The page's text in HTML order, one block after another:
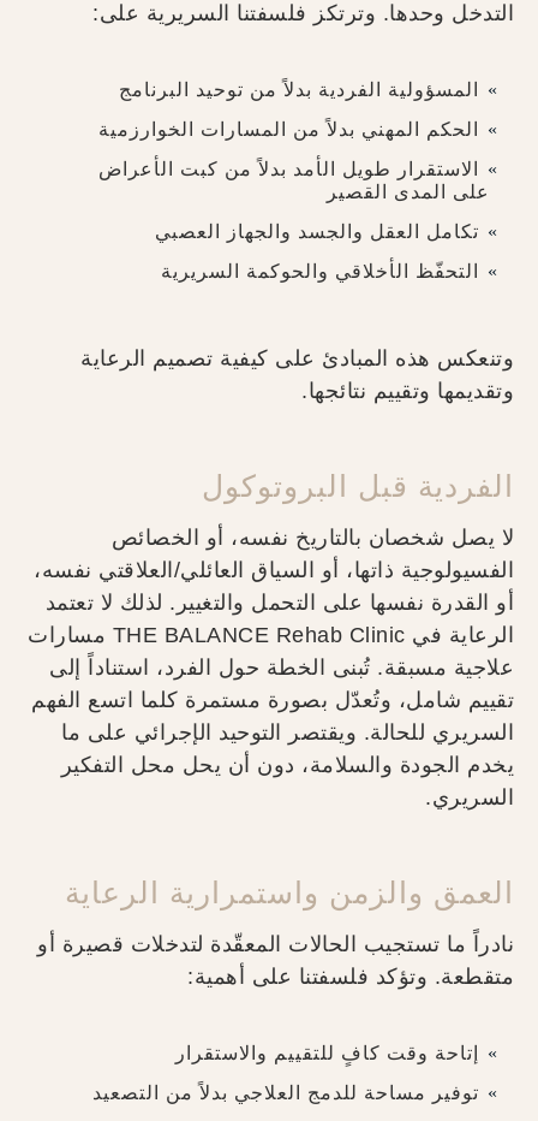
التدخل وحدها. وترتكز فلسفتنا السريرية على:
المسؤولية الفردية بدلاً من توحيد البرنامج
الحكم المهني بدلاً من المسارات الخوارزمية
الاستقرار طويل الأمد بدلاً من كبت الأعراض
على المدى القصير
تكامل العقل والجسد والجهاز العصبي
التحفّظ الأخلاقي والحوكمة السريرية
وتنعكس هذه المبادئ على كيفية تصميم الرعاية
وتقديمها وتقييم نتائجها.
الفردية قبل البروتوكول
لا يصل شخصان بالتاريخ نفسه، أو الخصائص
الفسيولوجية ذاتها، أو السياق العائلي/العلاقتي نفسه،
أو القدرة نفسها على التحمل والتغيير. لذلك لا تعتمد
الرعاية في THE BALANCE Rehab Clinic مسارات
علاجية مسبقة. تُبنى الخطة حول الفرد، استناداً إلى
تقييم شامل، وتُعدّل بصورة مستمرة كلما اتسع الفهم
السريري للحالة. ويقتصر التوحيد الإجرائي على ما
يخدم الجودة والسلامة، دون أن يحل محل التفكير
السريري.
العمق والزمن واستمرارية الرعاية
نادراً ما تستجيب الحالات المعقّدة لتدخلات قصيرة أو
متقطعة. وتؤكد فلسفتنا على أهمية:
إتاحة وقت كافٍ للتقييم والاستقرار
توفير مساحة للدمج العلاجي بدلاً من التصعيد